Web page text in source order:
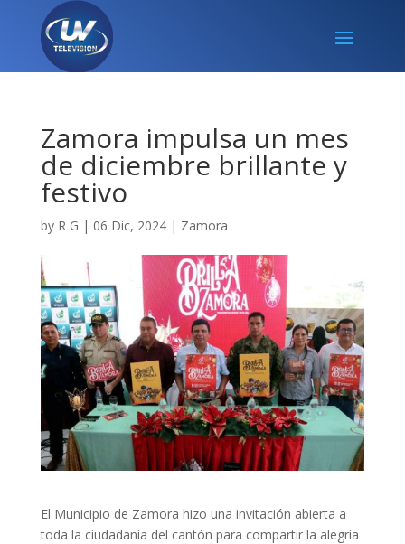
Zamora impulsa un mes
de diciembre brillante y
festivo
by R G | 06 Dic, 2024| Zamora
El Municipio de Zamora hizo una invitación abierta a
toda la ciudadanía del cantón para compartir la alegría